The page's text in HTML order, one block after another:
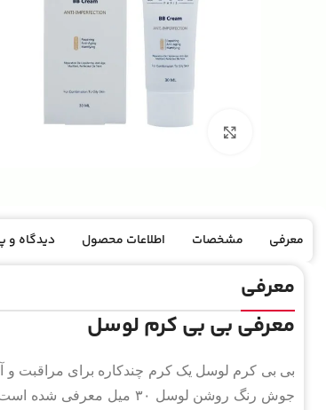
بزرگنمایی تصویر
معرفی مشخصات اطلاعات محصول دیدگاه
معرفی
معرفی بی بی کرم لوسل
بی بی کرم لوسل یک کرم چندکاره برای مراقبت
جوش رنگ روشن لوسل ۳۰